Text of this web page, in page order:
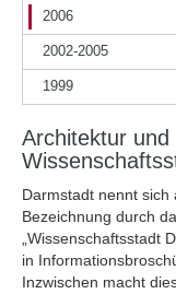
2006
2002-2005
1999
Architektur
Darmstadt nennt
Bezeichnung durch
„Wissenschaftsstadt
in
Inzwischen macht